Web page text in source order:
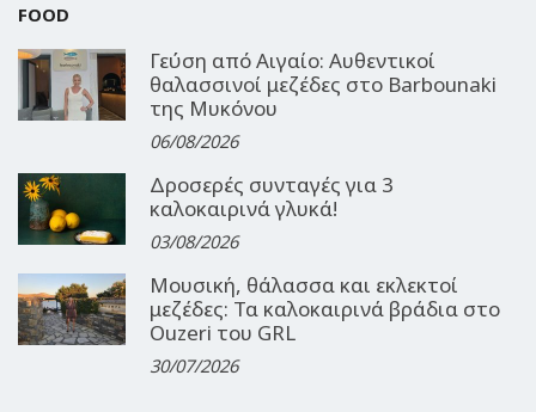
FOOD
Γεύση από Αιγαίο: Αυθεντικοί
θαλασσινοί μεζέδες στο Barbounaki
της Μυκόνου
06/08/2026
Δροσερές συνταγές για 3
καλοκαιρινά γλυκά!
03/08/2026
Μουσική, θάλασσα και εκλεκτοί
μεζέδες: Τα καλοκαιρινά βράδια στο
Ouzeri του GRL
30/07/2026